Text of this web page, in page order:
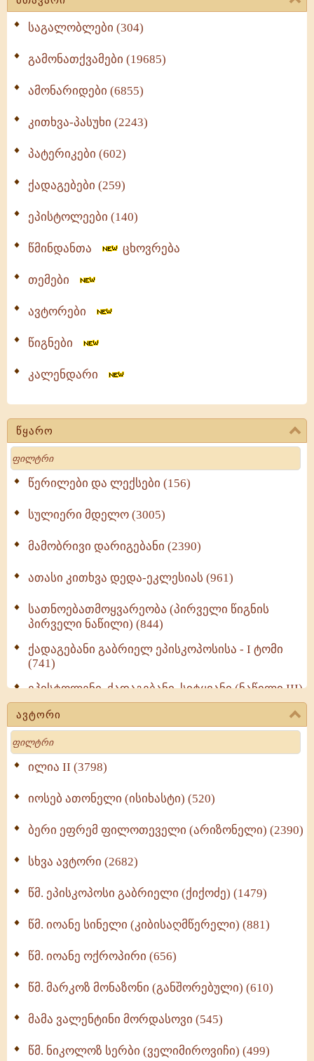
საგალობლები (304)
გამონათქვამები (19685)
ამონარიდები (6855)
კითხვა-პასუხი (2243)
პატერიკები (602)
ქადაგებები (259)
ეპისტოლეები (140)
წმინდანთა ცხოვრება
თემები
ავტორები
წიგნები
კალენდარი
წყარო
Search
წერილები და ლექსები (156)
სულიერი მდელო (3005)
მამობრივი დარიგებანი (2390)
ათასი კითხვა დედა-ეკლესიას (961)
სათნოებათმოყვარეობა (პირველი წიგნის
პირველი ნაწილი) (844)
ქადაგებანი გაბრიელ ეპისკოპოსისა - I ტომი
(741)
ეპისტოლენი, ქადაგებანი, სიტყვანი (ნაწილი III)
(723)
მოძღვრის ძალზე სასარგებლო რჩევები
მრევლისათვის (545)
Wisdomge (514)
ქადაგებანი გაბრიელ ეპისკოპოსისა - II ტომი
სულიერი ცხოვრების სახელმძღვანელო -
ნაწილი II (369)
ავტორი
Search
ილია II (3798)
იოსებ ათონელი (ისიხასტი) (520)
ბერი ეფრემ ფილოთეველი (არიზონელი) (2390)
სხვა ავტორი (2682)
წმ. ეპისკოპოსი გაბრიელი (ქიქოძე) (1479)
წმ. იოანე სინელი (კიბისაღმწერელი) (881)
წმ. იოანე ოქროპირი (656)
წმ. მარკოზ მონაზონი (განშორებული) (610)
მამა ვალენტინი მორდასოვი (545)
წმ. ნიკოლოზ სერბი (ველიმიროვიჩი) (499)